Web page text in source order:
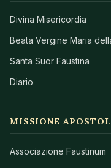
Divina Misericordia
Beata Vergine Maria
Santa Suor Faustina
Diario
MISSIONE
Associazione Faustinum